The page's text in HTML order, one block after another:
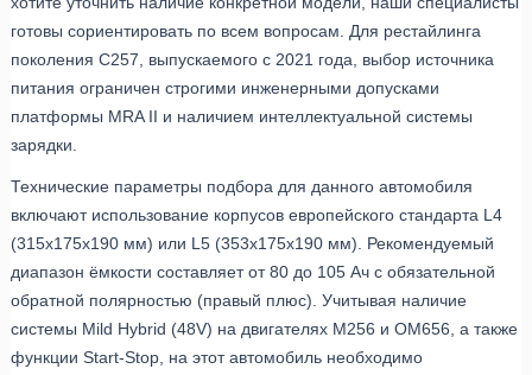
готовы сориентировать по всем вопросам. Для рестайлинга
поколения C257, выпускаемого с 2021 года, выбор источника
питания ограничен строгими инженерными допусками
платформы MRA II и наличием интеллектуальной системы
зарядки.
Технические параметры подбора для данного автомобиля
включают использование корпусов европейского стандарта L4
(315x175x190 мм) или L5 (353x175x190 мм). Рекомендуемый
диапазон ёмкости составляет от 80 до 105 Ач с обязательной
обратной полярностью (правый плюс). Учитывая наличие
системы Mild Hybrid (48V) на двигателях M256 и OM656, а также
функции Start-Stop, на этот автомобиль необходимо